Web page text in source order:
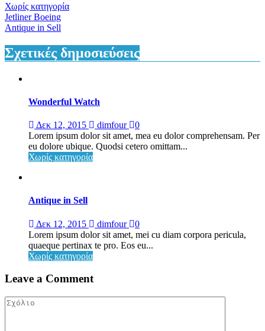
Χωρίς κατηγορία
Πλοήγηση
άρθρων
Jetliner Boeing
Antique in Sell
Σχετικές δημοσιεύσεις
Wonderful Watch
Δεκ 12, 2015 dimfour
0
Lorem ipsum dolor sit amet, mea eu dolor comprehensam. Per
eu dolore ubique. Quodsi cetero omittam...
Χωρίς κατηγορία
Antique in Sell
Δεκ 12, 2015 dimfour
0
Lorem ipsum dolor sit amet, mei cu diam corpora pericula,
quaeque pertinax te pro. Eos eu...
Χωρίς κατηγορία
Leave a Comment